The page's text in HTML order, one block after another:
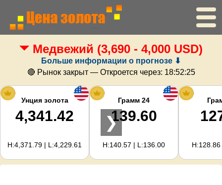
Главная
Цена золота
Цена серебра
Калькулятор золота
Для вебмастеров
Медвежий (3,690 - 4,000 USD)
Больше информации о прогнозе ⬇
🔴 Рынок закрыт — Откроется через: 18:52:25
Унция золота
4,341.42
H:4,371.79 | L:4,229.61
Грамм 24
139.60
H:140.57 | L:136.00
❯